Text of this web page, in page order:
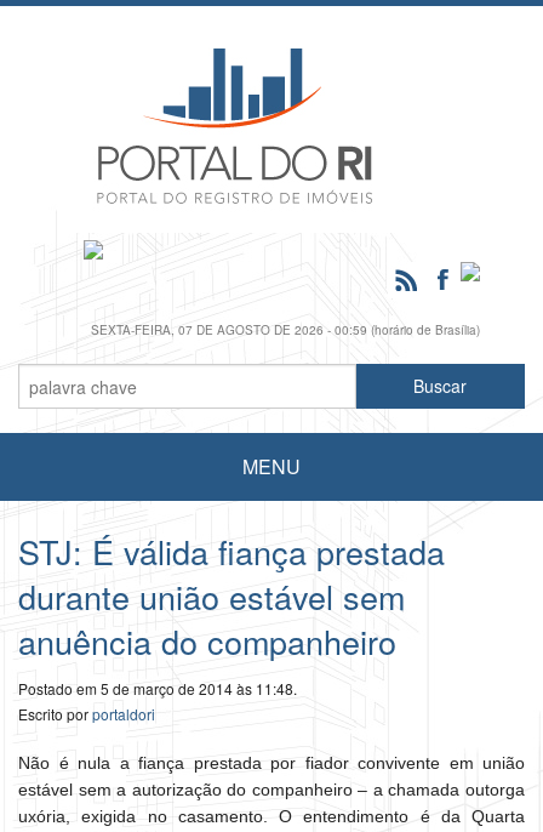
SEXTA-FEIRA, 07 DE AGOSTO DE 2026 - 00:59 (horário de Brasília)
MENU
STJ: É válida fiança prestada
durante união estável sem
anuência do companheiro
Postado em 5 de março de 2014 às 11:48.
Escrito porportaldori
Não é nula a fiança prestada por fiador convivente em união
estável sem a autorização do companheiro – a chamada outorga
uxória, exigida no casamento. O entendimento é da Quarta